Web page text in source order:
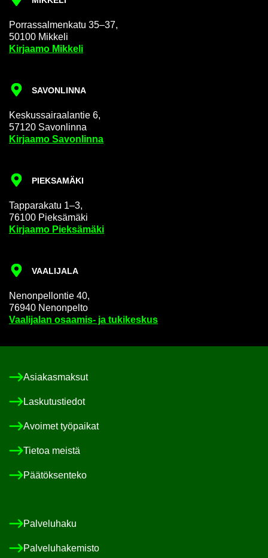
Por­ras­sal­men­ka­tu 35–37,
50100 Mik­ke­li
Kir­jaa­mo Mik­ke­li
SA­VON­LIN­NA
Kes­kus­sai­raa­lan­tie 6,
57120 Sa­von­lin­na
Kir­jaa­mo Sa­von­lin­na
PIEK­SA­MÄ­KI
Tap­pa­ra­ka­tu 1–3,
76100 Piek­sä­mä­ki
Kir­jaa­mo Piek­sä­mä­ki
VAA­LI­JA­LA
Ne­non­pel­lon­tie 40,
76940 Ne­non­pel­to
Vaa­li­ja­lan osaamis-​ ja tu­ki­kes­kus
Asia­kas­mak­sut
Las­ku­tus­tie­dot
Avoi­met työ­pai­kat
Tie­toa meis­tä
Pää­tök­sen­te­ko
Pal­ve­lu­ha­ku
Pal­ve­lu­ha­ke­mis­to